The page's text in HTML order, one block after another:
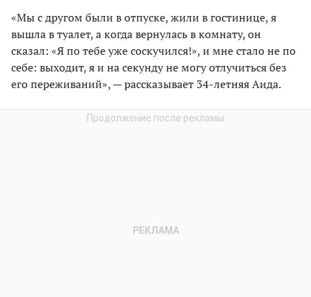
«Мы с другом были в отпуске, жили в гостинице, я
вышла в туалет, а когда вернулась в комнату, он
сказал: «Я по тебе уже соскучился!», и мне стало не по
себе: выходит, я и на секунду не могу отлучиться без
его переживаний», — рассказывает 34-летняя Аида.